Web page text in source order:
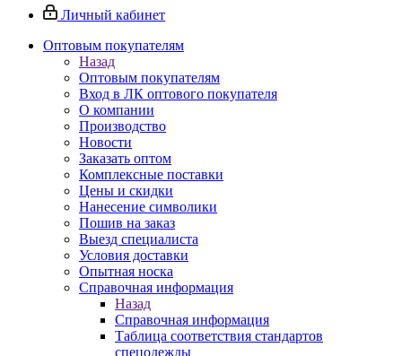
Личный кабинет
Оптовым покупателям
Назад
Оптовым покупателям
Вход в ЛК оптового покупателя
О компании
Производство
Новости
Заказать оптом
Комплексные поставки
Цены и скидки
Нанесение символики
Пошив на заказ
Выезд специалиста
Условия доставки
Опытная носка
Справочная информация
Назад
Справочная информация
Таблица соответствия стандартов
спецодежды